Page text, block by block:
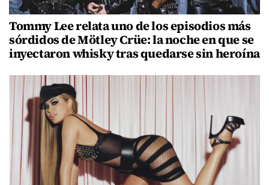
Tommy Lee relata uno de los episodios más
sórdidos de Mötley Crüe: la noche en que se
inyectaron whisky tras quedarse sin heroína